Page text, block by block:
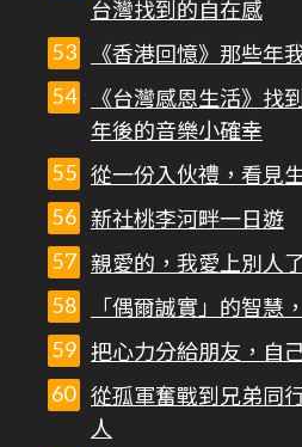
台灣找到的自在感
《香港回憶》那些年
《台灣感恩生活》
年後的音樂小確幸
從一份入伙禮，看見
新社桃李河畔一日遊
親愛的，我愛上別人了
「偶爾誠實」的智慧
把心力分給朋友，自
從孤軍奮戰到兄弟同
人